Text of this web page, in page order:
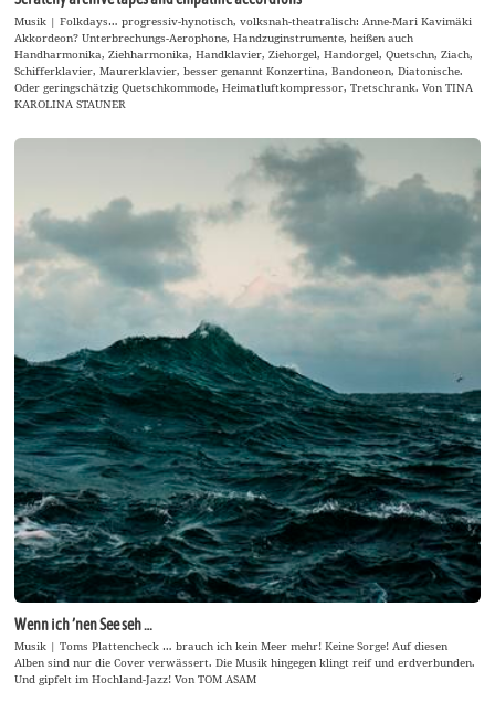
Musik | Folkdays… progressiv-hynotisch, volksnah-theatralisch: Anne-Mari Kavimäki
Akkordeon? Unterbrechungs-Aerophone, Handzuginstrumente, heißen auch
Handharmonika, Ziehharmonika, Handklavier, Ziehorgel, Handorgel, Quetschn, Ziach,
Schifferklavier, Maurerklavier, besser genannt Konzertina, Bandoneon, Diatonische.
Oder geringschätzig Quetschkommode, Heimatluftkompressor, Tretschrank. Von TINA
KAROLINA STAUNER
Wenn ich ’nen See seh …
Musik | Toms Plattencheck … brauch ich kein Meer mehr! Keine Sorge! Auf diesen
Alben sind nur die Cover verwässert. Die Musik hingegen klingt reif und erdverbunden.
Und gipfelt im Hochland-Jazz! Von TOM ASAM